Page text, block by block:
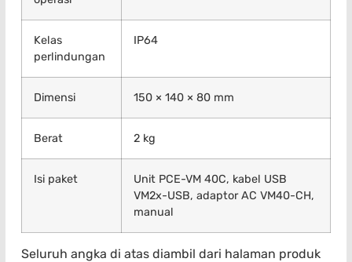
Kelas
perlindungan
IP64
Dimensi 150 × 140 × 80 mm
Berat 2 kg
Isi paket
Unit PCE-VM 40C, kabel USB
VM2x-USB, adaptor AC VM40-CH,
manual
Seluruh angka di atas diambil dari halaman produk